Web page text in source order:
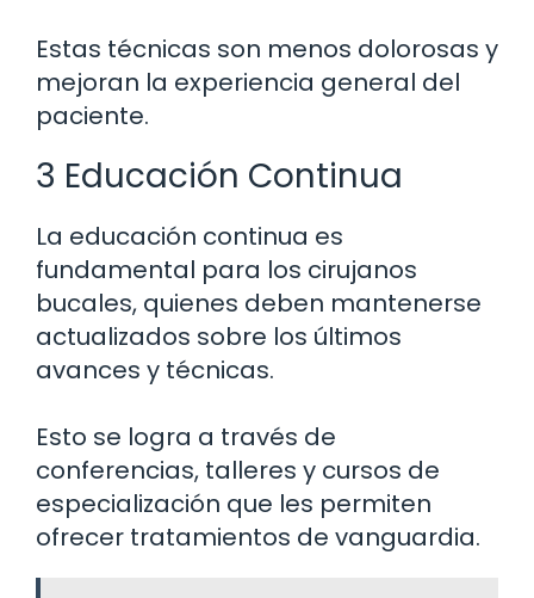
Estas técnicas son menos dolorosas y
mejoran la experiencia general del
paciente.
3 Educación Continua
La educación continua es
fundamental para los cirujanos
bucales, quienes deben mantenerse
actualizados sobre los últimos
avances y técnicas.
Esto se logra a través de
conferencias, talleres y cursos de
especialización que les permiten
ofrecer tratamientos de vanguardia.